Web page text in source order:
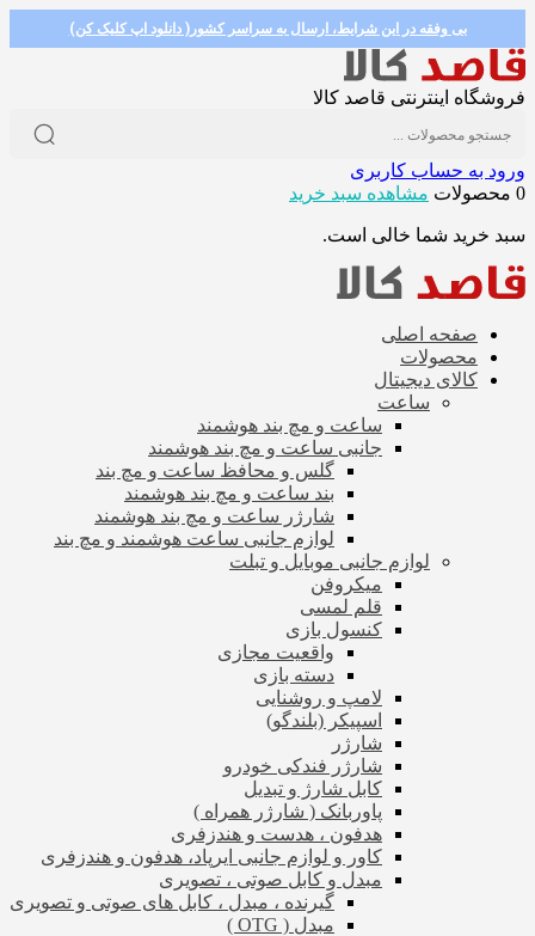
بی وفقه در این شرایط، ارسال به سراسر کشور( دانلود اپ کلیک کن)
فروشگاه اینترنتی قاصد کالا
ورود به حساب کاربری
0 محصولات
مشاهده سبد خرید
سبد خرید شما خالی است.
صفحه اصلی
محصولات
کالای دیجیتال
ساعت
ساعت و مچ بند هوشمند
جانبی ساعت و مچ بند هوشمند
گلس و محافظ ساعت و مچ بند
بند ساعت و مچ بند هوشمند
شارژر ساعت و مچ بند هوشمند
لوازم جانبی ساعت هوشمند و مچ بند
لوازم جانبی موبایل و تبلت
میکروفن
قلم لمسی
کنسول بازی
واقعیت مجازی
دسته بازی
لامپ و روشنایی
اسپیکر (بلندگو)
شارژر
شارژر فندکی خودرو
کابل شارژ و تبدیل
پاوربانک ( شارژر همراه )
هدفون ، هدست و هندزفری
کاور و لوازم جانبی ایرپاد، هدفون و هندزفری
مبدل و کابل صوتی ، تصویری
گیرنده ، مبدل ، کابل های صوتی و تصویری
مبدل ( OTG )